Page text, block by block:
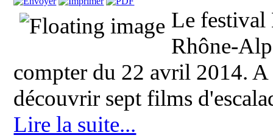
Le festival
Rhône-
compter du 22 avril 2014.
découvrir sept films
Lire la suite...